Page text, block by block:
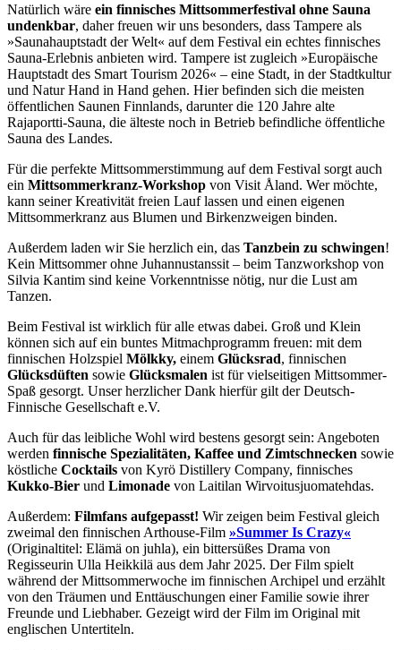
Natürlich wäre ein finnisches Mittsommerfestival ohne Sauna
undenkbar, daher freuen wir uns besonders, dass Tampere als
»Saunahauptstadt der Welt« auf dem Festival ein echtes finnisches
Sauna-Erlebnis anbieten wird. Tampere ist zugleich »Europäische
Hauptstadt des Smart Tourism 2026« – eine Stadt, in der Stadtkultur
und Natur Hand in Hand gehen. Hier befinden sich die meisten
öffentlichen Saunen Finnlands, darunter die 120 Jahre alte
Rajaportti-Sauna, die älteste noch in Betrieb befindliche öffentliche
Sauna des Landes.
Für die perfekte Mittsommerstimmung auf dem Festival sorgt auch
ein Mittsommerkranz-Workshop von Visit Åland. Wer möchte,
kann seiner Kreativität freien Lauf lassen und einen eigenen
Mittsommerkranz aus Blumen und Birkenzweigen binden.
Außerdem laden wir Sie herzlich ein, das Tanzbein zu schwingen!
Kein Mittsommer ohne Juhannustanssit – beim Tanzworkshop von
Silvia Kantim sind keine Vorkenntnisse nötig, nur die Lust am
Tanzen.
Beim Festival ist wirklich für alle etwas dabei. Groß und Klein
können sich auf ein buntes Mitmachprogramm freuen: mit dem
finnischen Holzspiel Mölkky, einem Glücksrad, finnischen
Glücksdüften sowie Glücksmalen ist für vielseitigen Mittsommer-
Spaß gesorgt. Unser herzlicher Dank hierfür gilt der Deutsch-
Finnische Gesellschaft e.V.
Auch für das leibliche Wohl wird bestens gesorgt sein: Angeboten
werden finnische Spezialitäten, Kaffee und Zimtschnecken sowie
köstliche Cocktails von Kyrö Distillery Company, finnisches
Kukko-Bier und Limonade von Laitilan Wirvoitusjuomatehdas.
Außerdem: Filmfans aufgepasst! Wir zeigen beim Festival gleich
zweimal den finnischen Arthouse-Film »Summer Is Crazy«
(Originaltitel: Elämä on juhla), ein bittersüßes Drama von
Regisseurin Ulla Heikkilä aus dem Jahr 2025. Der Film spielt
während der Mittsommerwoche im finnischen Archipel und erzählt
von den Träumen und Enttäuschungen einer Familie sowie ihrer
Freunde und Liebhaber. Gezeigt wird der Film im Original mit
englischen Untertiteln.